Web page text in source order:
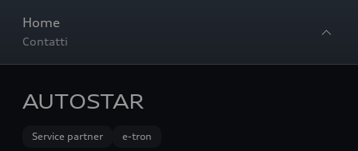
Home
Contatti
AUTOSTAR
Service partner e-tron